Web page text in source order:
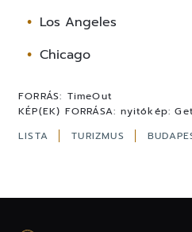
Los Angeles
Chicago
FORRÁS: TimeOut
KÉP(EK) FORRÁSA: nyitókép:
LISTA
TURIZMUS